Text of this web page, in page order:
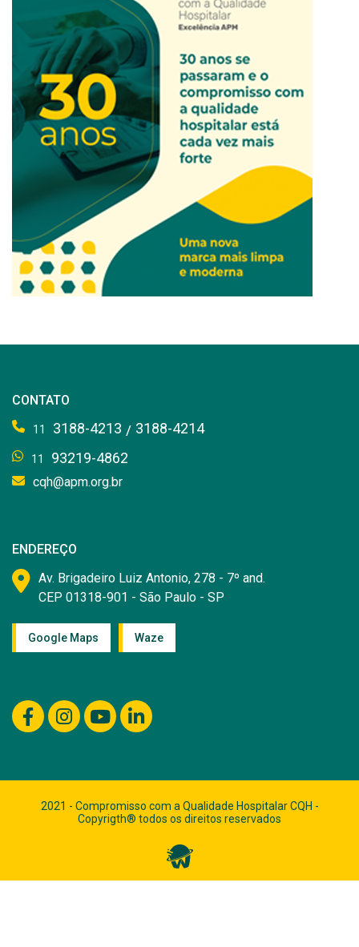
CONTATO
11 3188-4213 / 3188-4214
11 93219-4862
cqh@apm.org.br
ENDEREÇO
Av. Brigadeiro Luiz Antonio, 278 - 7º and.
CEP 01318-901 - São Paulo - SP
Google Maps Waze
2021 - Compromisso com a Qualidade Hospitalar CQH -
Copyrigth® todos os direitos reservados